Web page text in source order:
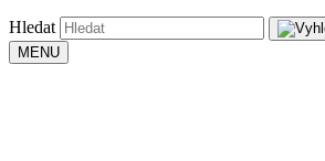
Hledat
MENU